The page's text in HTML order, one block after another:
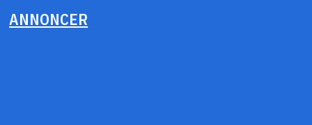
ANNONCER